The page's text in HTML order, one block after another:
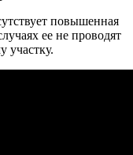
повышенная
ее не проводят
участку.